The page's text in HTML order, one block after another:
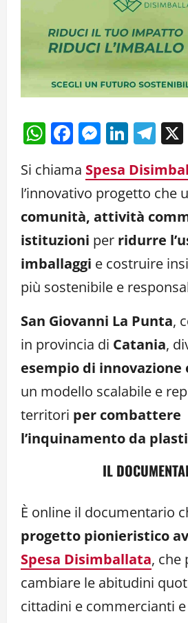
WhatsApp
Facebook
Si chiama Spesa
l’innovativo progetto che
comunità, attività
istituzioni per ridurre
imballaggi e costruire
più sostenibile e
San Giovanni La Punta,
in provincia di Catania,
esempio di
un modello scalabile e
territori per combattere
l’inquinamento da
IL
È online il documentario
progetto pionieristico
Spesa Disimballata, che
cambiare le abitudini
cittadini e commercianti